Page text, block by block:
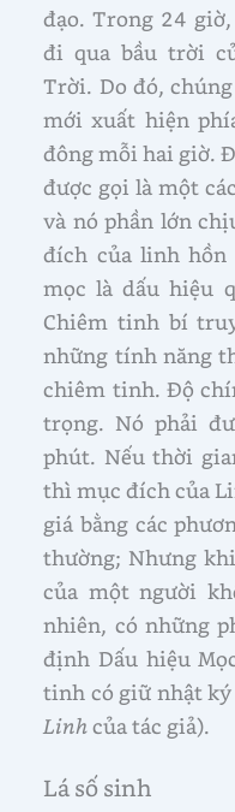
đạo. Trong 24
đi qua bầu trời
Trời. Do đó,
mới xuất hiện
đông mỗi hai giờ.
được gọi là một
và nó phần lớn
đích của linh hồn
mọc là dấu hiệu
Chiêm tinh bí
những tính năng
chiêm tinh. Độ
trọng. Nó phải
phút. Nếu thời
thì mục đích của
giá bằng các
thường; Nhưng
của một người
nhiên, có những
định Dấu hiệu
tinh có giữ nhật
Linhcủa tác giả).
Lá số sinh